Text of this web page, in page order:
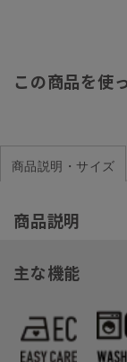
この商品を使
商品説明・サイズ
商品説明
主な機能